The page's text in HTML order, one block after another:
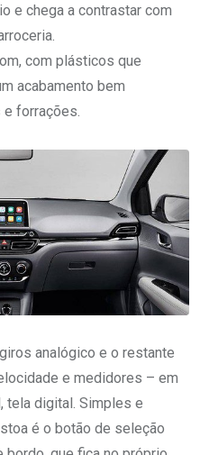
e chega a contrastar com
com plásticos que
acabamento bem
e forrações.
analógico e o restante
e medidores – em
tela digital. Simples e
é o botão de seleção